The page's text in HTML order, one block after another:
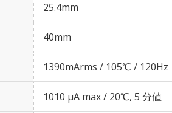
25.4mm
40mm
1390mArms / 105℃ / 120Hz
1010 μA max / 20℃, 5 分値